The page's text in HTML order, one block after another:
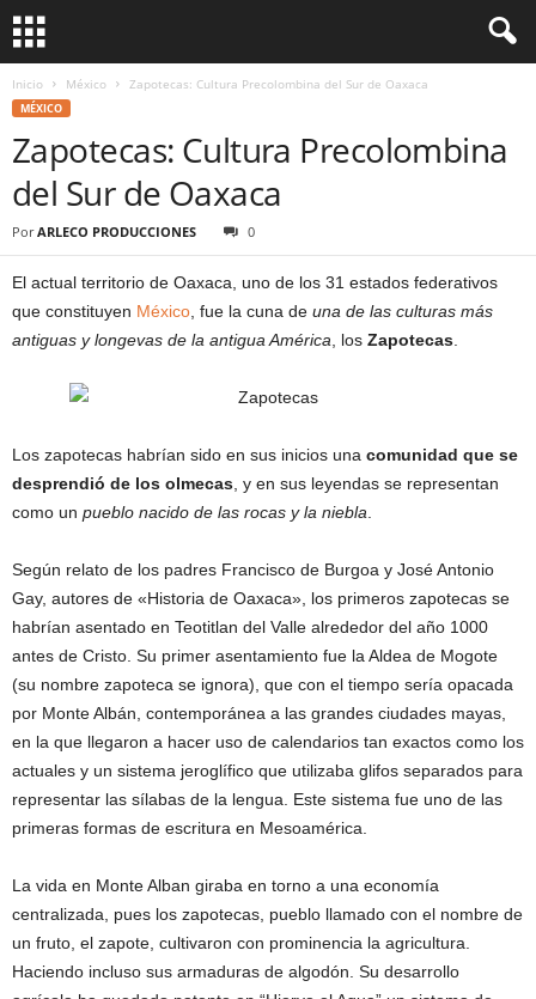
Inicio México Zapotecas: Cultura Precolombina del Sur de Oaxaca
MÉXICO
Zapotecas: Cultura Precolombina
del Sur de Oaxaca
Por ARLECO PRODUCCIONES 0
El actual territorio de Oaxaca, uno de los 31 estados federativos
que constituyen México , fue la cuna de una de las culturas más
antiguas y longevas de la antigua América , los Zapotecas
Los zapotecas habrían sido en sus inicios una comunidad que se
desprendió de los olmecas , y en sus leyendas se representan
como un pueblo nacido de las rocas y la niebla
Según relato de los padres Francisco de Burgoa y José Antonio
Gay, autores de «Historia de Oaxaca», los primeros zapotecas se
habrían asentado en Teotitlan del Valle alrededor del año 1000
antes de Cristo. Su primer asentamiento fue la Aldea de Mogote
(su nombre zapoteca se ignora), que con el tiempo sería opacada
por Monte Albán, contemporánea a las grandes ciudades mayas,
en la que llegaron a hacer uso de calendarios tan exactos como los
actuales y un sistema jeroglífico que utilizaba glifos separados para
representar las sílabas de la lengua. Este sistema fue uno de las
primeras formas de escritura en Mesoamérica.
La vida en Monte Alban giraba en torno a una economía
centralizada, pues los zapotecas, pueblo llamado con el nombre de
un fruto, el zapote, cultivaron con prominencia la agricultura.
Haciendo incluso sus armaduras de algodón. Su desarrollo